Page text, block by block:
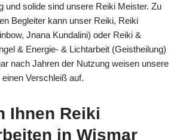
und solide sind unsere Reiki Meister. Zu
Begleiter kann unser Reiki, Reiki
Jnana Kundalini) oder Reiki &
& Energie- & Lichtarbeit (Geistheilung)
nach Jahren der Nutzung weisen unsere
Verschleiß auf.
Ihnen Reiki
in Wismar